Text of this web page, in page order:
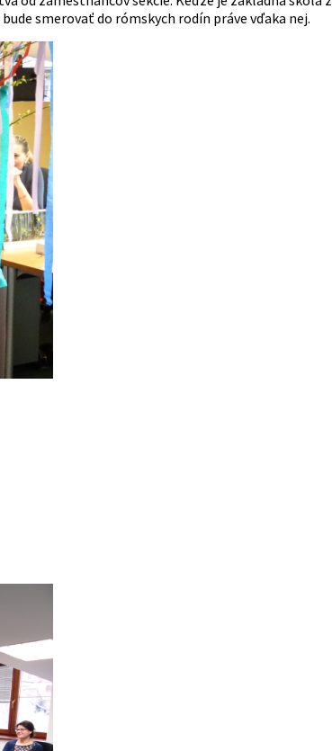
smerovať do rómskych rodín práve vďaka nej.